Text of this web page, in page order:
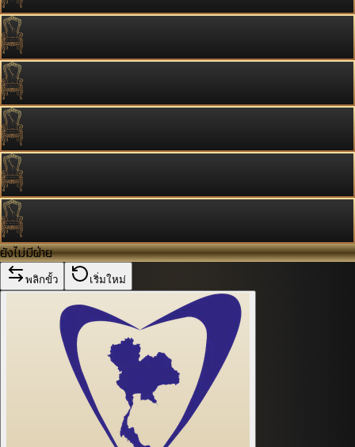
ยังไม่มีฝ่าย
พลิกขั้ว เริ่มใหม่